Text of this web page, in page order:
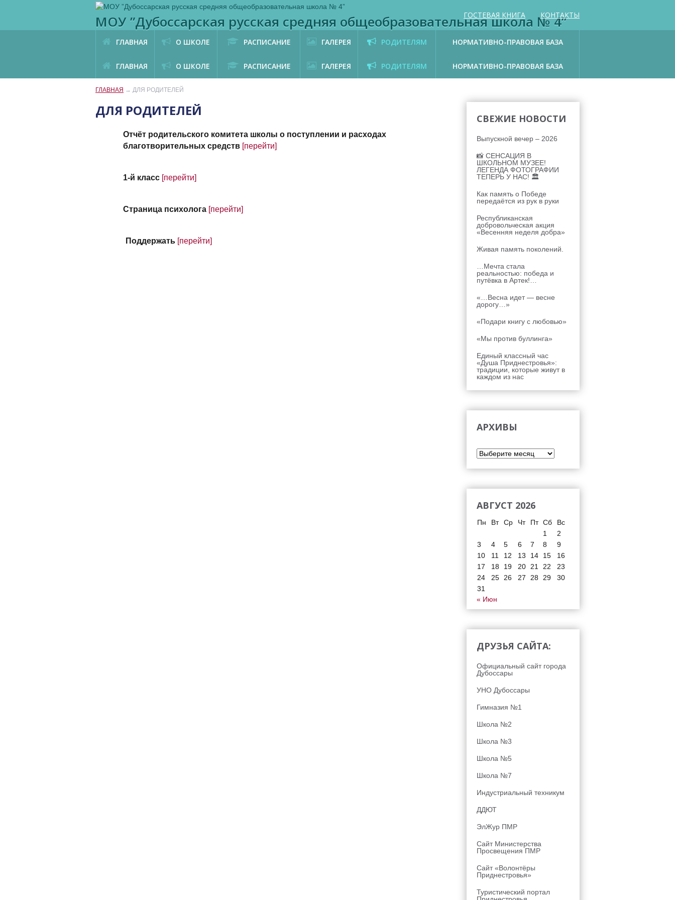
ГОСТЕВАЯ КНИГА КОНТАКТЫ
МОУ ”Дубоссарская русская средняя общеобразовательная школа № 4”
ГЛАВНАЯ О ШКОЛЕ РАСПИСАНИЕ ГАЛЕРЕЯ РОДИТЕЛЯМ НОРМАТИВНО-ПРАВОВАЯ БАЗА
ГЛАВНАЯ О ШКОЛЕ РАСПИСАНИЕ ГАЛЕРЕЯ РОДИТЕЛЯМ НОРМАТИВНО-ПРАВОВАЯ БАЗА
ГЛАВНАЯ → ДЛЯ РОДИТЕЛЕЙ
ДЛЯ РОДИТЕЛЕЙ
Отчёт родительского комитета школы о поступлении и расходах
благотворительных средств [перейти]
1-й класс [перейти]
Страница психолога [перейти]
Поддержать [перейти]
СВЕЖИЕ НОВОСТИ
Выпускной вечер – 2026
📸 СЕНСАЦИЯ В
ШКОЛЬНОМ МУЗЕЕ!
ЛЕГЕНДА ФОТОГРАФИИ
ТЕПЕРЬ У НАС! 🏛
Как память о Победе
передаётся из рук в руки
Республиканская
добровольческая акция
«Весенняя неделя добра»
Живая память поколений.
…Мечта стала
реальностью: победа и
путёвка в Артек!…
«…Весна идет — весне
дорогу…»
«Подари книгу с любовью»
«Мы против буллинга»
Единый классный час
«Душа Приднестровья»:
традиции, которые живут в
каждом из нас
АРХИВЫ
АВГУСТ 2026
Пн Вт Ср Чт Пт Сб
Вс
1
2
3
4 5 6 7 8
9
10
11 12 13 14 15
16
17
18 19 20 21 22
23
24
25 26 27 28 29
30
31
« Июн
ДРУЗЬЯ САЙТА:
Официальный сайт города
Дубоссары
УНО Дубоссары
Гимназия №1
Школа №2
Школа №3
Школа №5
Школа №7
Индустриальный техникум
ДДЮТ
ЭлЖур ПМР
Сайт Министерства
Просвещения ПМР
Сайт «Волонтёры
Приднестровья»
Туристический портал